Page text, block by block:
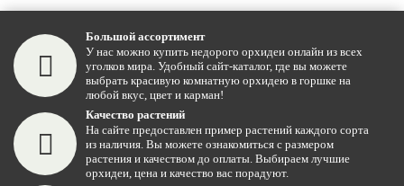
Большой ассортимент
У нас можно купить недорого орхидеи онлайн из всех
уголков мира. Удобный сайт-каталог, где вы можете
выбрать красивую комнатную орхидею в горшке на
любой вкус, цвет и карман!
Качество растений
На сайте предоставлен пример растений каждого сорта
из наличия. Вы можете ознакомиться с размером
растения и качеством до оплаты. Выбираем лучшие
орхидеи, цена и качество вас порадуют.